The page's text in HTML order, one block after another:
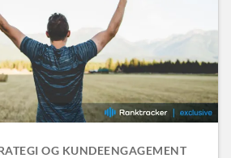
OG KUNDEENGAGEMENT